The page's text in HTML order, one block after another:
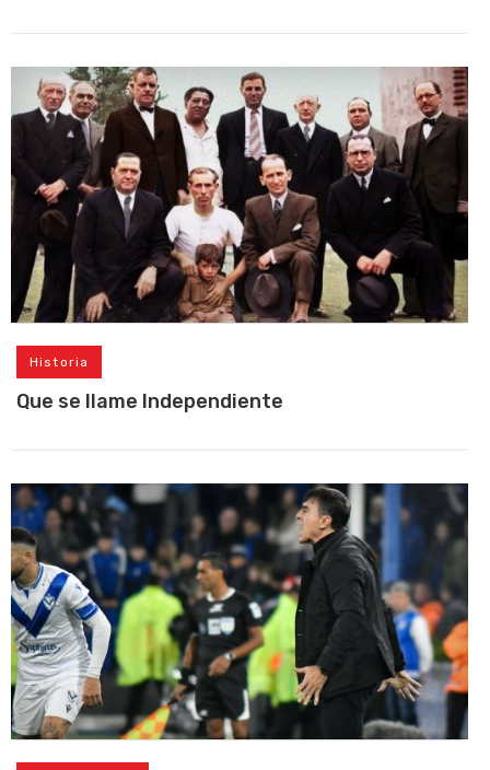
Historia
Que se llame Independiente